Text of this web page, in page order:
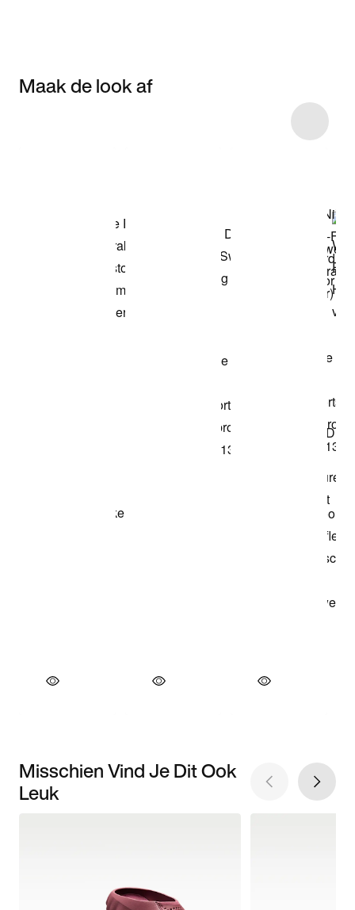
Maak de look af
Misschien Vind Je Dit Ook
Leuk